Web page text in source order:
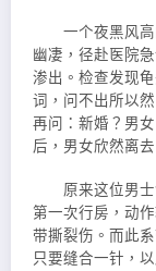
一个夜黑风高
幽凄，径赴医院
渗出。检查发现
词，问不出所以
再问：新婚？男
后，男女欣然离去
原来这位男士
第一次行房，动
带撕裂伤。而此
只要缝合一针，